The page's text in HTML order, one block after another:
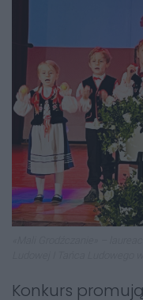
Konkurs